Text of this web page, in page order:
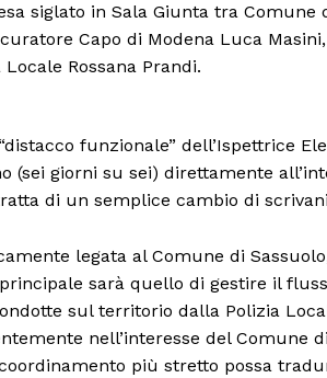
siglato in Sala Giunta tra Comune
Capo di Modena Luca
Rossana Prandi.
funzionale” dell’Ispettrice
(sei giorni su sei) direttamente
di un semplice cambio di
legata al Comune di
sarà quello di gestire il
sul territorio dalla Polizia
nell’interesse del Comune
più stretto possa